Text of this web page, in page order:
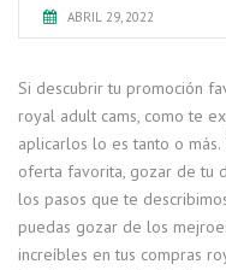
ABRIL 29, 2022
Si descubrir tu promoción
royal adult cams, como te
aplicarlos lo es tanto o
oferta favorita, gozar de tu
los pasos que te
puedas gozar de los
increíbles en tus compras